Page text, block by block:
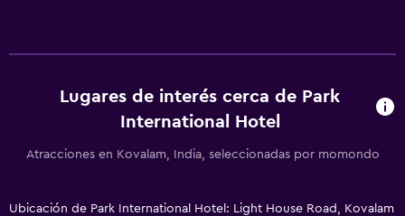
Lugares de interés cerca de Park
International Hotel
Atracciones en Kovalam, India, seleccionadas por momondo
Ubicación de Park International Hotel: Light House Road, Kovalam